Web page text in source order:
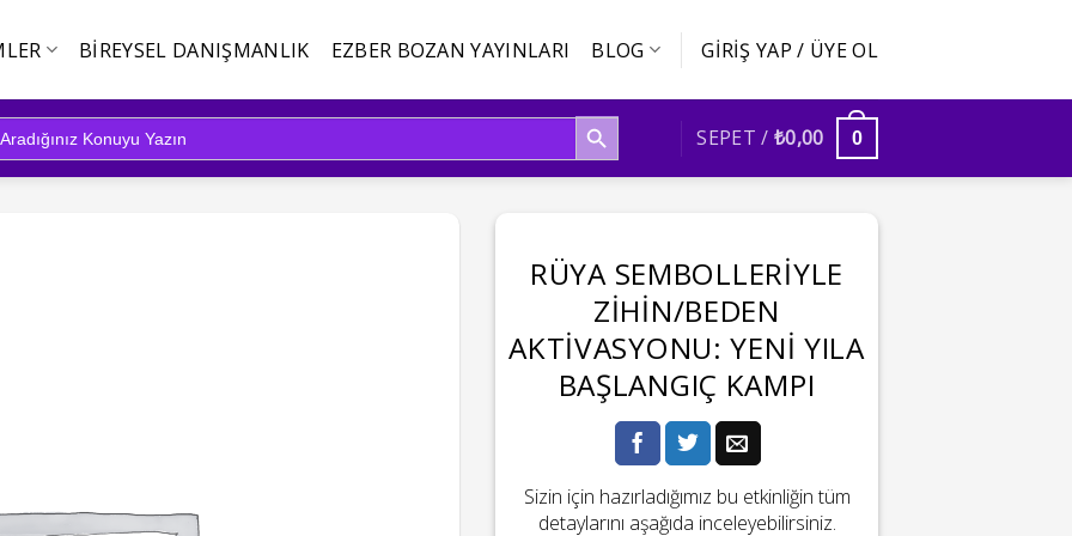
BIREYSEL DANIŞMANLIK EZBER BOZAN YAYINLARI BLOG GIRIŞ YAP / ÜYE OL
SEARCH BUTTON
SEPET / ₺0,00 0
RÜYA SEMBOLLERIYLE
ZIHIN/BEDEN
AKTIVASYONU: YENI YILA
BAŞLANGIÇ KAMPI
Sizin için hazırladığımız bu etkinliğin tüm
detaylarını aşağıda inceleyebilirsiniz.